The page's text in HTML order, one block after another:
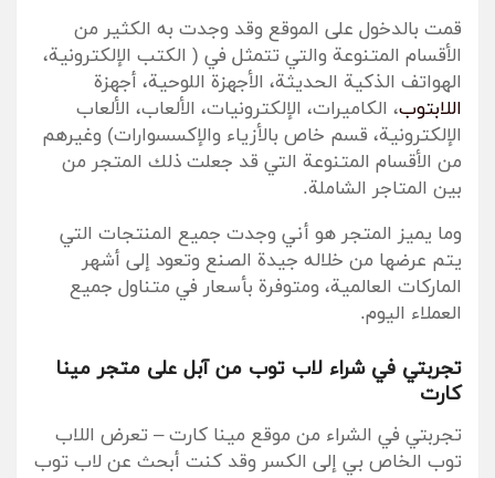
قمت بالدخول على الموقع وقد وجدت به الكثير من
الأقسام المتنوعة والتي تتمثل في ( الكتب الإلكترونية،
الهواتف الذكية الحديثة، الأجهزة اللوحية، أجهزة
اللابتوب، الكاميرات، الإلكترونيات، الألعاب، الألعاب
الإلكترونية، قسم خاص بالأزياء والإكسسوارات) وغيرهم
من الأقسام المتنوعة التي قد جعلت ذلك المتجر من
بين المتاجر الشاملة.
وما يميز المتجر هو أني وجدت جميع المنتجات التي
يتم عرضها من خلاله جيدة الصنع وتعود إلى أشهر
الماركات العالمية، ومتوفرة بأسعار في متناول جميع
العملاء اليوم.
تجربتي في شراء لاب توب من آبل على متجر مينا
كارت
تجربتي في الشراء من موقع مينا كارت – تعرض اللاب
توب الخاص بي إلى الكسر وقد كنت أبحث عن لاب توب